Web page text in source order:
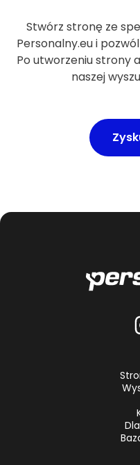
Stwórz stronę ze
Personalny.eu i
Po utworzeniu strony
naszej